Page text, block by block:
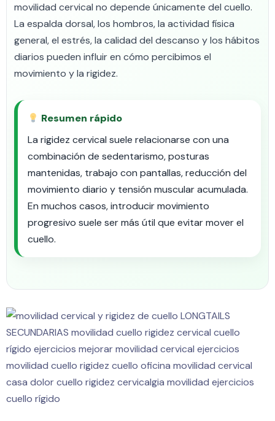
movilidad cervical no depende únicamente del cuello.
La espalda dorsal, los hombros, la actividad física
general, el estrés, la calidad del descanso y los hábitos
diarios pueden influir en cómo percibimos el
movimiento y la rigidez.
Resumen rápido
La rigidez cervical suele relacionarse con una
combinación de sedentarismo, posturas
mantenidas, trabajo con pantallas, reducción del
movimiento diario y tensión muscular acumulada.
En muchos casos, introducir movimiento
progresivo suele ser más útil que evitar mover el
cuello.